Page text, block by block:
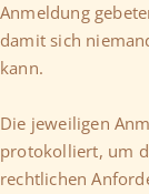
Anmeldung
damit sich
kann.
Die jeweiligen
protokolliert, um
rechtlichen